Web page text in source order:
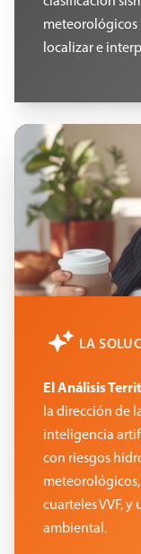
localizar e
LA
El Análisis
la dirección de
inteligencia
con riesgos
cuarteles VVF,
ambiental.